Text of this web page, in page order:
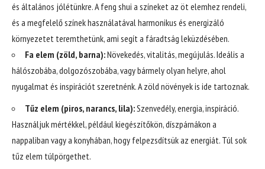
és általános jólétünkre. A feng shui a színeket az öt elemhez rendeli,
és a megfelelő színek használatával harmonikus és energizáló
környezetet teremthetünk, ami segít a fáradtság leküzdésében.
Fa elem (zöld, barna):Növekedés, vitalitás, megújulás. Ideális a
hálószobába, dolgozószobába, vagy bármely olyan helyre, ahol
nyugalmat és inspirációt szeretnénk. A zöld növények is ide tartoznak.
Tűz elem (piros, narancs, lila):Szenvedély, energia, inspiráció.
Használjuk mértékkel, például kiegészítőkön, díszpárnákon a
nappaliban vagy a konyhában, hogy felpezsdítsük az energiát. Túl sok
tűz elem túlpörgethet.